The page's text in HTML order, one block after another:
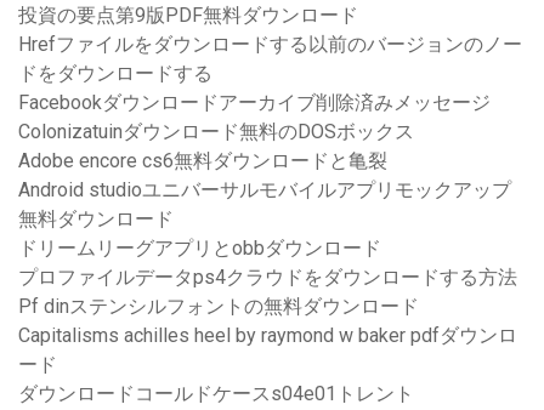
投資の要点第9版PDF無料ダウンロード
Hrefファイルをダウンロードする以前のバージョンのノー
ドをダウンロードする
Facebookダウンロードアーカイブ削除済みメッセージ
Colonizatuinダウンロード無料のDOSボックス
Adobe encore cs6無料ダウンロードと亀裂
Android studioユニバーサルモバイルアプリモックアップ
無料ダウンロード
ドリームリーグアプリとobbダウンロード
プロファイルデータps4クラウドをダウンロードする方法
Pf dinステンシルフォントの無料ダウンロード
Capitalisms achilles heel by raymond w baker pdfダウンロ
ード
ダウンロードコールドケースs04e01トレント